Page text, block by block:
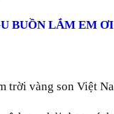
BUỒN LẮM EM
trời vàng son Việt